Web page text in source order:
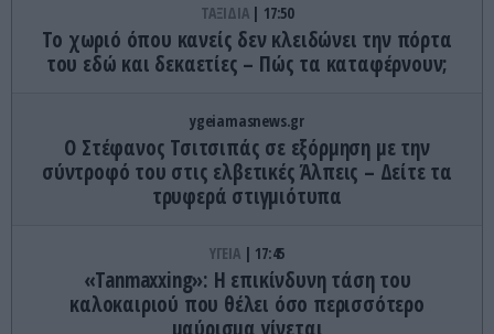
ΤΑΞΙΔΙΑ 17:50
Το χωριό όπου κανείς δεν κλειδώνει την πόρτα
του εδώ και δεκαετίες – Πώς τα καταφέρνουν;
ygeiamasnews.gr
Ο Στέφανος Τσιτσιπάς σε εξόρμηση με την
σύντροφό του στις ελβετικές Άλπεις – Δείτε τα
τρυφερά στιγμιότυπα
ΥΓΕΙΑ 17:45
«Tanmaxxing»: Η επικίνδυνη τάση του
καλοκαιριού που θέλει όσο περισσότερο